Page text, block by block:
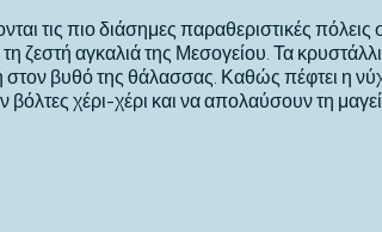
τις πιο διάσημες παραθεριστικές
αγκαλιά της Μεσογείου. Τα
βυθό της θάλασσας. Καθώς πέφτει η
χέρι-χέρι και να απολαύσουν τη